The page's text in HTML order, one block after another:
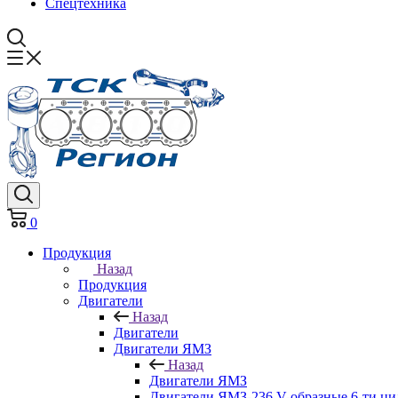
Спецтехника
0
Продукция
Назад
Продукция
Двигатели
Назад
Двигатели
Двигатели ЯМЗ
Назад
Двигатели ЯМЗ